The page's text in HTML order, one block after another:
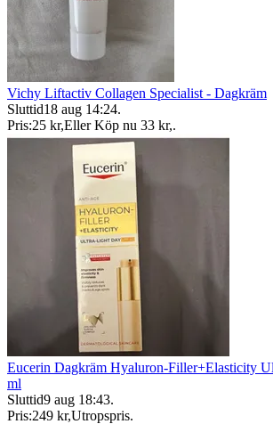
Vichy Liftactiv Collagen Specialist - Dagkräm
Sluttid18 aug 14:24.
Pris:25 kr,Eller Köp nu 33 kr,.
Eucerin Dagkräm Hyaluron-Filler+Elasticity
ml
Sluttid9 aug 18:43.
Pris:249 kr,Utropspris.